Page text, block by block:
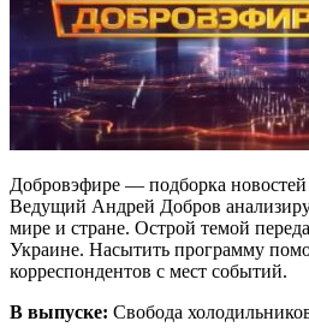
Добровэфире — подборка
Ведущий Андрей Добров
мире и стране. Острой темой
Украине. Насытить программу
корреспондентов с мест событий.
В выпуске: Свобода